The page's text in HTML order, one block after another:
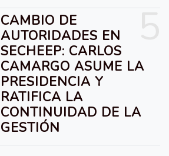
CAMBIO DE
AUTORIDADES EN
SECHEEP: CARLOS
CAMARGO ASUME LA
PRESIDENCIA Y
RATIFICA LA
CONTINUIDAD DE LA
GESTIÓN